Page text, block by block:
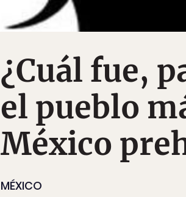
¿Cuál fue,
el pueblo
México
MÉXICO